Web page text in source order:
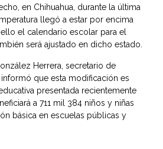
en Chihuahua, durante la última
llegó a estar por encima
el calendario escolar para el
será ajustado en dicho estado.
Herrera , secretario de
que esta modificación es
presentada recientemente
a 711 mil 384 niños y niñas
básica en escuelas públicas y